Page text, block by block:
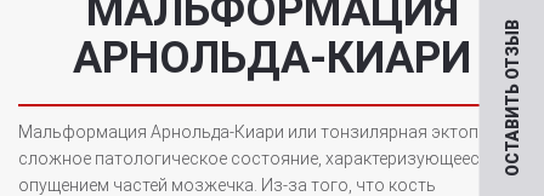
ОСТАВИТЬ ОТЗЫВ
МАЛЬФОРМАЦИЯ
АРНОЛЬДА-КИАРИ
Мальформация Арнольда-Киари или тонзилярная эктопия –
сложное патологическое состояние, характеризующееся
опущением частей мозжечка. Из-за того, что кость